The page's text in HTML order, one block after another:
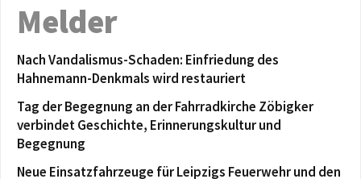
Melder
Nach Vandalismus-Schaden: Einfriedung des
Hahnemann-Denkmals wird restauriert
Tag der Begegnung an der Fahrradkirche Zöbigker
verbindet Geschichte, Erinnerungskultur und
Begegnung
Neue Einsatzfahrzeuge für Leipzigs Feuerwehr und den